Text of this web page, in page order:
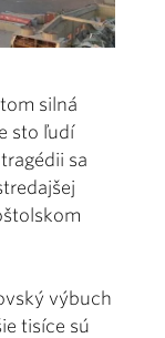
silná
sto ľudí
sa
výbuch
tisíce sú